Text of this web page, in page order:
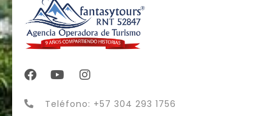
Teléfono: +57 304 293 1756